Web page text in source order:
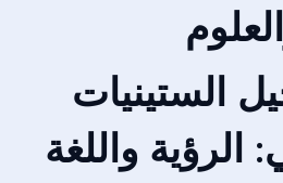
الستينيات
الرؤية واللغة